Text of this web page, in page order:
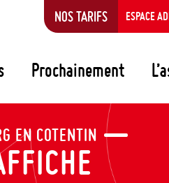
Prochainement
NOS TARIFS ESPACE
EN COTENTIN